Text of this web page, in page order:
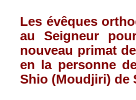
Les évêques
au Seigneur
nouveau primat
en la personne
Shio (Moudjiri) de